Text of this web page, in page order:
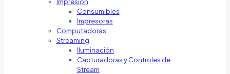
Consumibles
Impresoras
Computadoras
Streaming
Iluminación
Capturadoras y Controles de
Stream